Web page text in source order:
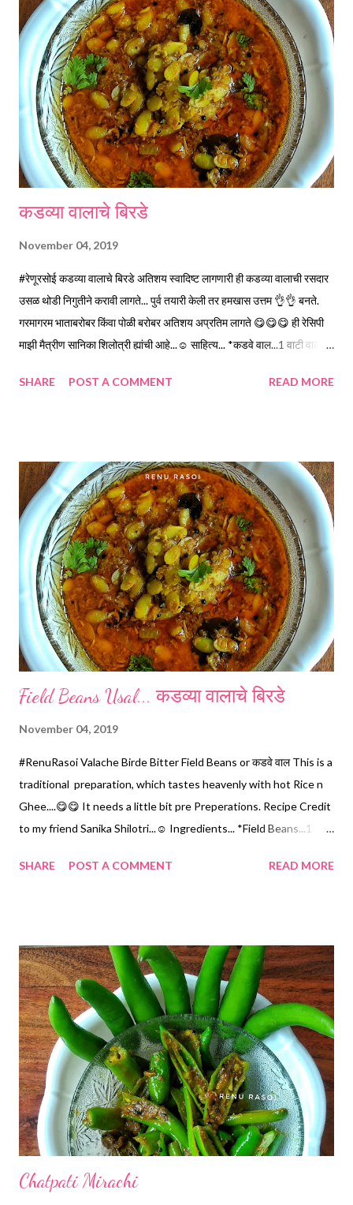
mash it with the back of the spoon. Add one Cup Water. For Dal
Palak... *Spinach leaves...washed and chopped...3 Cups *Beaten
Sour Curd...1 Cup *Oil...4 tbspn *Red Chilli Powder... 1 tsp *Salt...
1 tsp *Mustard Seeds...1/4 tsp *Fenugreek Seeds...a pinch
Method... *Heat Oil in a Pan, add Mustard and Fenugreek Seeds,
let it splutter. * Add Red ...
कडव्या वालाचे बिरडे
November 04, 2019
#रेणूरसोई कडव्या वालाचे बिरडे अतिशय स्वादिष्ट लागणारी ही कडव्या वालाची रसदार
उसळ थोडी निगुतीने करावी लागते... पुर्व तयारी केली तर हमखास उत्तम 👌👌 बनते.
गरमागरम भाताबरोबर किंवा पोळी बरोबर अतिशय अप्रतिम लागते 😋😋😋 ही रेसिपी
माझी मैत्रीण सानिका शिलोत्री ह्यांची आहे...☺️ साहित्य... *कडवे वाल...1 वाटी वाल
कपड्यात बांधून ठेवा...मी स्प्राउट मेकर मध्ये केले. व 24 तासांत उत्तम मोड येतात. मग
न घालता कुटुन, 1/4 टिस्पून हळद, 1 टिस्पून तिखट , 1 टिस्पून धनेपूड. *
फोडणीसाठी वाटण मसाला... ओले खोबरे कीस..1/2 वाटी, हिरवी मिरची चिरून...3,
लसूण पाकळ्या 3, आले चिरून 1/2 टिस्पून, जीरे...1/2 टिस्पून हे सगळे पदार्थ एकत्र
करून पाणी न घालता बारीक वाटून घ्यावे. *तेल...5 टेबलस्पून *कांदा चिरून.....
SHARE POST A COMMENT READ MORE
Field Beans Usal... कडव्या वालाचे बिरडे
November 04, 2019
#RenuRasoi Valache Birde Bitter Field Beans or कडवे वाल This is a
traditional preparation, which tastes heavenly with hot Rice n
Ghee....😋😋 It needs a little bit pre Preperations. Recipe Credit
to my friend Sanika Shilotri...☺️ Ingredients... *Field Beans...1
Ginger & 1/2 tsp Cumin Seeds without adding water. Also add 1
tsp Cumin seeds...1/2 tsp Grind all to a fine paste without
adding water. *Onion chopped... 1 *Oil...5 tbspn *Turmeric
Powder...1/4 tsp *Red Chilli Powder...1 tsp *Coriander Seeds
Powder...1 tsp *Fresh Coriander chopped...2 tbsp *Mustard
Seeds...1/4 tsp *Jaggery...2 tsp *Kokum...5..6 *Curry leaves...8
*Hot water...4 Cup Method *Soak Beans in 3 Cup Water for 10
hours. *Drain out all th...
SHARE POST A COMMENT READ MORE
Chatpati Mirachi